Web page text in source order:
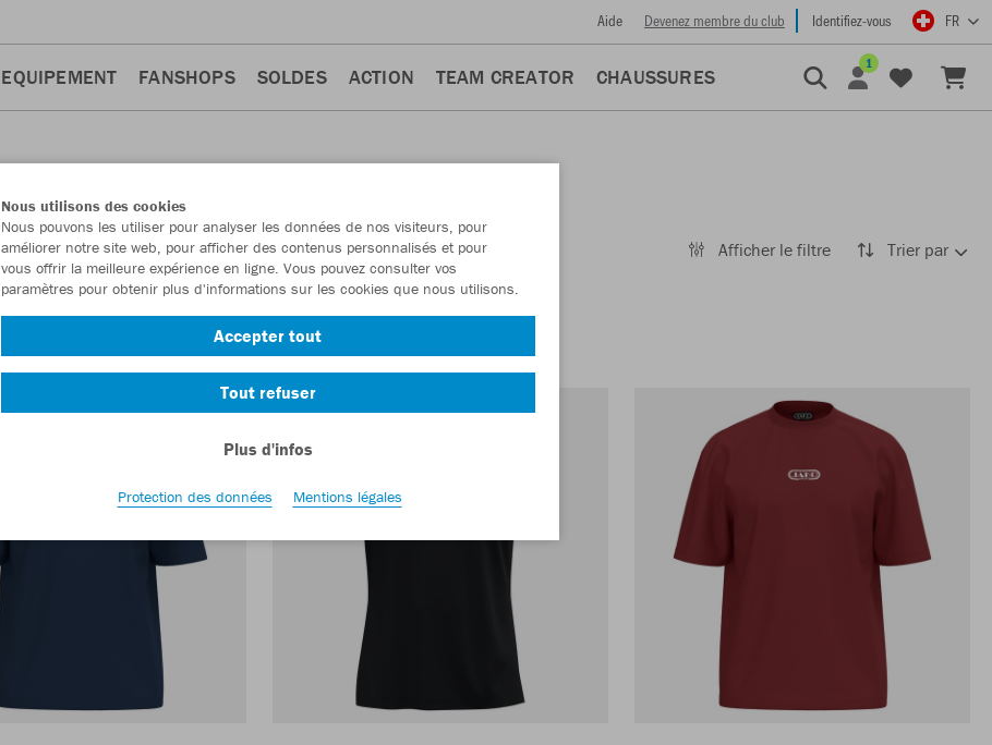
Aide Devenez membre du club Identifiez-vous FR
EQUIPEMENT FANSHOPS SOLDES ACTION TEAM CREATOR CHAUSSURES
1
Afficher le filtre Trier par
Nous utilisons des cookies
Nous pouvons les utiliser pour analyser les données de nos visiteurs, pour
améliorer notre site web, pour afficher des contenus personnalisés et pour
vous offrir la meilleure expérience en ligne. Vous pouvez consulter vos
paramètres pour obtenir plus d'informations sur les cookies que nous utilisons.
Accepter tout
Tout refuser
Plus d'infos
Protection des données Mentions légales